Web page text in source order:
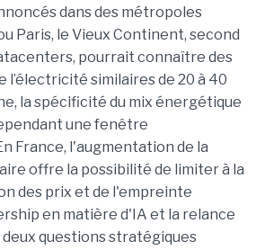
dans des métropoles
Paris, le Vieux Continent, second
pourrait connaître des
l’électricité similaires de 20 à 40
la spécificité du mix énergétique
une fenêtre
France, l'augmentation de la
offre la possibilité de limiter à la
des prix et de l'empreinte
en matière d'IA et la relance
questions stratégiques